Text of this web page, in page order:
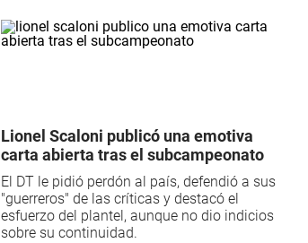
Lionel Scaloni publicó una emotiva
carta abierta tras el subcampeonato
El DT le pidió perdón al país, defendió a sus
"guerreros" de las críticas y destacó el
esfuerzo del plantel, aunque no dio indicios
sobre su continuidad.